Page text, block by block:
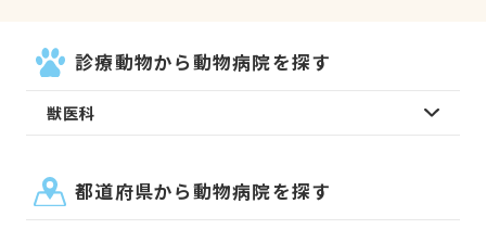
診療動物から動物病院を探す
獣医科
都道府県から動物病院を探す